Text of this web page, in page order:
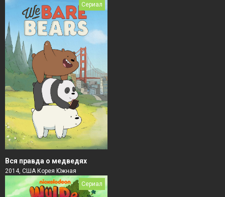
Сериал
Вся правда о медведях
2014, США Корея Южная
Сериал